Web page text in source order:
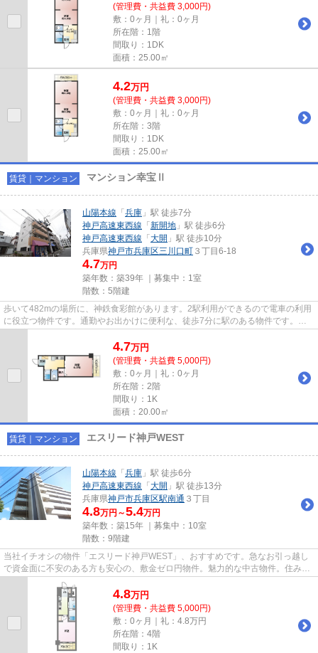
(管理費・共益費 3,000円)
敷：0ヶ月｜礼：0ヶ月
所在階：1階
間取り：1DK
面積：25.00㎡
4.2万円
(管理費・共益費 3,000円)
敷：0ヶ月｜礼：0ヶ月
所在階：3階
間取り：1DK
面積：25.00㎡
賃貸｜マンション マンション幸宝Ⅱ
山陽本線 「 兵庫 」駅 徒歩7分
神戸高速東西線 「 新開地 」駅 徒歩6分
神戸高速東西線 「 大開 」駅 徒歩10分
兵庫県神戸市兵庫区三川口町 ３丁目6-18
4.7万円
築年数：築39年 ｜募集中： 1室
階数：5階建
歩いて482mの場所に、神鉄食彩館があります。2駅利用ができるので電車の利用
に役立つ物件です。通勤やお出かけに便利な、徒歩7分に駅のある物件です。設
4.7万円
(管理費・共益費 5,000円)
敷：0ヶ月｜礼：0ヶ月
所在階：2階
間取り：1K
面積：20.00㎡
賃貸｜マンション エスリード神戸WEST
山陽本線 「 兵庫 」駅 徒歩6分
神戸高速東西線 「 大開 」駅 徒歩13分
兵庫県神戸市兵庫区駅南通 ３丁目
4.8万円～5.4万円
築年数：築15年 ｜募集中： 10室
階数：9階建
当社イチオシの物件「エスリード神戸WEST」、おすすめです。急なお引っ越し
で資金面に不安のある方も安心の、敷金ゼロ円物件。魅力的な中古物件。住み替
えがスムーズに行える現在空き...
4.8万円
(管理費・共益費 5,000円)
敷：0ヶ月｜礼：4.8万円
所在階：4階
間取り：1K